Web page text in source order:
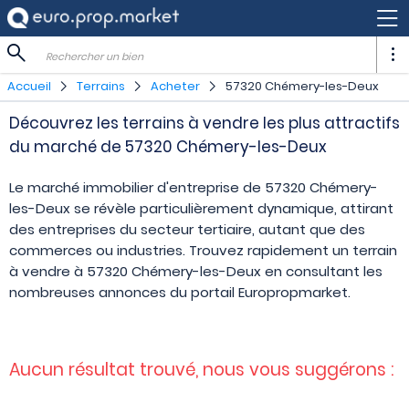
Rechercher un bien
Accueil Terrains Acheter 57320 Chémery-les-Deux
Découvrez les terrains à vendre les plus attractifs
du marché de 57320 Chémery-les-Deux
Le marché immobilier d'entreprise de 57320 Chémery-
les-Deux se révèle particulièrement dynamique, attirant
des entreprises du secteur tertiaire, autant que des
commerces ou industries. Trouvez rapidement un terrain
à vendre à 57320 Chémery-les-Deux en consultant les
nombreuses annonces du portail Europropmarket.
Aucun résultat trouvé, nous vous suggérons :